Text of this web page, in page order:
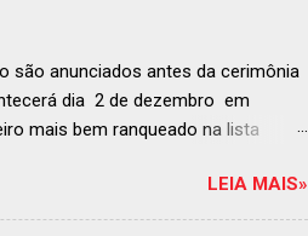
são anunciados antes da cerimônia
dia 2 de dezembro em
bem ranqueado na lista
vibrante e diversificado da
da organização em reconhecer
LEIA MAIS»